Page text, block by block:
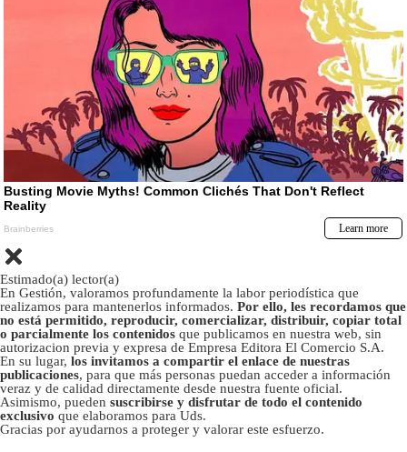
Estimado(a) lector(a)
En Gestión, valoramos profundamente la labor periodística que
realizamos para mantenerlos informados. Por ello, les recordamos que
no está permitido, reproducir, comercializar, distribuir, copiar total
o parcialmente los contenidos que publicamos en nuestra web, sin
autorizacion previa y expresa de Empresa Editora El Comercio S.A.
En su lugar, los invitamos a compartir el enlace de nuestras
publicaciones, para que más personas puedan acceder a información
veraz y de calidad directamente desde nuestra fuente oficial.
Asimismo, pueden suscribirse y disfrutar de todo el contenido
exclusivo que elaboramos para Uds.
Gracias por ayudarnos a proteger y valorar este esfuerzo.